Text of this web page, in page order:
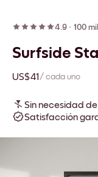
4.9 · 100
Surfside
US$41 / cada uno
Sin necesidad
Satisfacción